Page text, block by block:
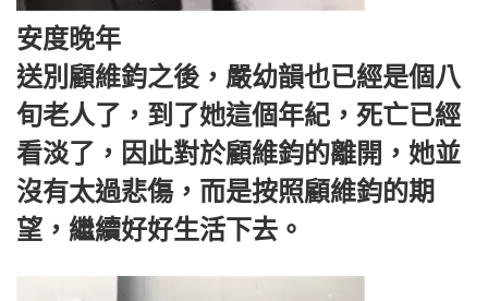
安度晚年
送別顧維鈞之後，嚴幼韻也已經是個八
旬老人了，到了她這個年紀，死亡已經
看淡了，因此對於顧維鈞的離開，她並
沒有太過悲傷，而是按照顧維鈞的期
望，繼續好好生活下去。